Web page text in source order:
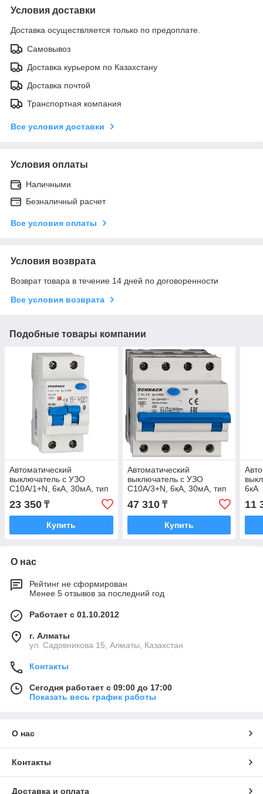
Условия доставки
Доставка осуществляется только по предоплате.
Самовывоз
Доставка курьером по Казахстану
Доставка почтой
Транспортная компания
Все условия доставки
Условия оплаты
Наличными
Безналичный расчет
Все условия оплаты
Условия возврата
Возврат товара в течение 14 дней по договоренности
Все условия возврата
Подобные товары компании
Автоматический
выключатель с УЗО
C10А/1+N, 6кА, 30мА, тип
23 350 ₸
Купить
Автоматический
выключатель с УЗО
C10А/3+N, 6кА, 30мА, тип
47 310₸
Купить
6кА
11
О нас
Рейтинг не сформирован
Менее 5 отзывов за последний год
Работает с 01.10.2012
г. Алматы
ул. Садовникова 15, Алматы, Казахстан
Контакты
Сегодня работает с 09:00 до 17:00
Показать весь график работы
О нас
Контакты
Доставка и оплата